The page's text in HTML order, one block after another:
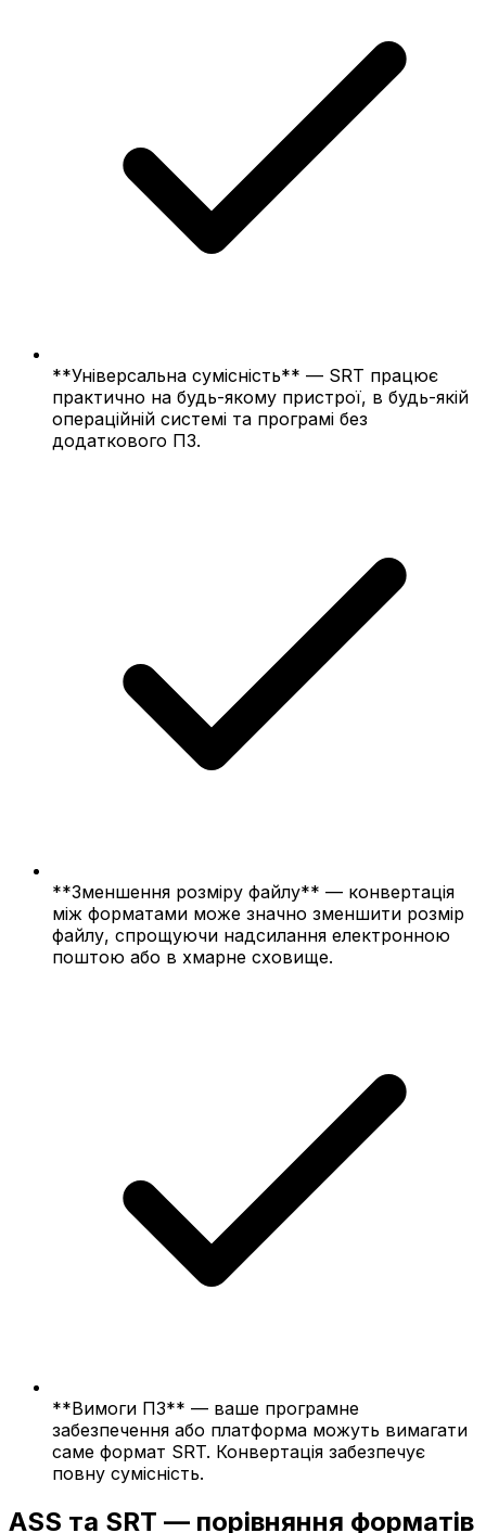
**Універсальна сумісність** — SRT працює
практично на будь-якому пристрої, в будь-якій
операційній системі та програмі без
додаткового ПЗ.
**Зменшення розміру файлу** — конвертація
між форматами може значно зменшити розмір
файлу, спрощуючи надсилання електронною
поштою або в хмарне сховище.
**Вимоги ПЗ** — ваше програмне
забезпечення або платформа можуть вимагати
саме формат SRT. Конвертація забезпечує
повну сумісність.
ASS та SRT — порівняння форматів